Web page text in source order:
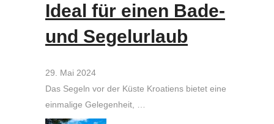
Ideal für einen Bade-
und Segelurlaub
29. Mai 2024
Das Segeln vor der Küste Kroatiens bietet eine
einmalige Gelegenheit, …